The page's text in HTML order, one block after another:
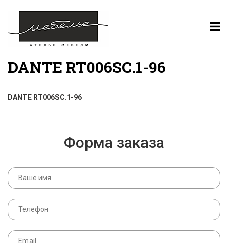
DANTE RT006SC.1-96
DANTE RT006SC.1-96
Форма заказа